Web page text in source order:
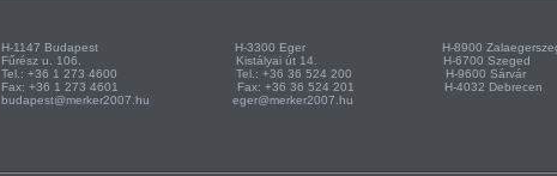
H-1147 Budapest H-3300 Eger H-8900
Fűrész u. 106. Kistályai út 14. H-6700 Szeged
Tel.: +36 1 273 4600 Tel.: +36 36 524 200 H-9600 Sárvár
Fax: +36 1 273 4601 Fax: +36 36 524 201 H-4032 Debrecen
budapest@merker2007.hu eger@merker2007.hu